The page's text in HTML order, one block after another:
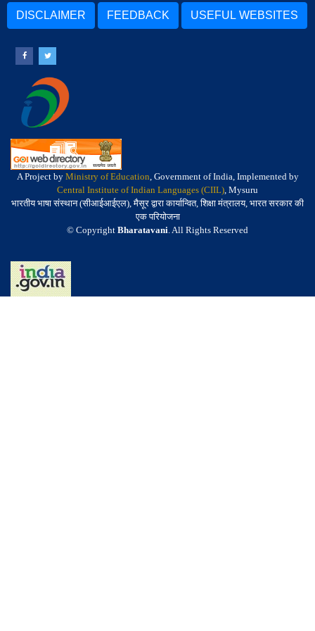
DISCLAIMER FEEDBACK USEFUL WEBSITES
A Project by Ministry of Education, Government of India, Implemented by
Central Institute of Indian Languages (CIIL), Mysuru
भारतीय भाषा संस्थान (सीआईआईएल), मैसूर द्वारा कार्यान्वित, शिक्षा मंत्रालय, भारत सरकार की
एक परियोजना
© Copyright Bharatavani. All Rights Reserved